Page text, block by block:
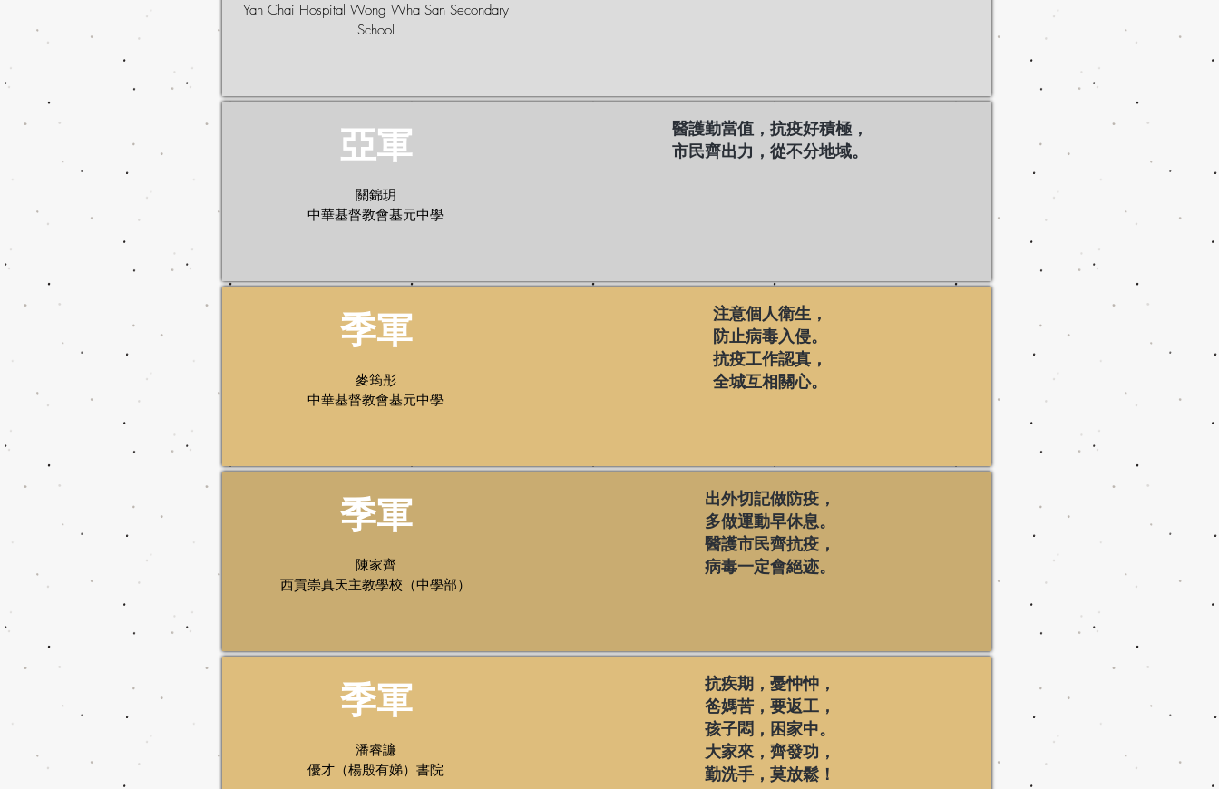
Yan Chai Hospital Wong Wha San Secondary
School
亞軍
關錦玥
中華基督教會基元中學
醫護勤當值，抗疫好積極，
市民齊出力，從不分地域。
季軍
麥筠彤
中華基督教會基元中學
注意個人衛生，
防止病毒入侵。
抗疫工作認真，
全城互相關心。
季軍
陳家齊
西貢崇真天主教學校（中學部）
出外切記做防疫，
多做運動早休息。
醫護市民齊抗疫，
病毒一定會絕迹。
季軍
潘睿譧
優才（楊殷有娣）書院
抗疾期，憂忡忡，
爸媽苦，要返工，
孩子悶，困家中。
大家來，齊發功，
勤洗手，莫放鬆！